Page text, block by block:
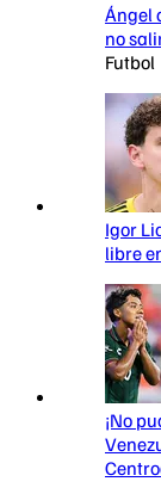
Ángel
no
Futbol
Igor
libre
¡No